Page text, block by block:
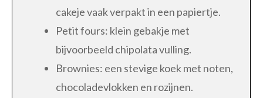
cakeje vaak verpakt in een papiertje.
Petit fours: klein gebakje met
bijvoorbeeld chipolata vulling.
Brownies: een stevige koek met noten,
chocoladevlokken en rozijnen.